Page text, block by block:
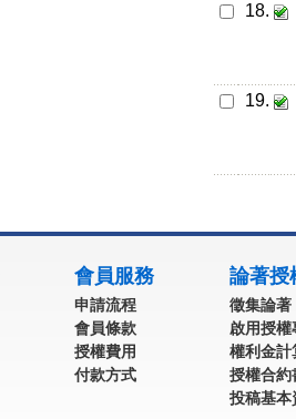
18.
19.
會員服務
申請流程
會員條款
授權費用
付款方式
論著授
徵集論著
啟用授權
權利金計
授權合約
投稿基本